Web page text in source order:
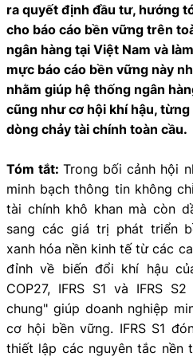
ra quyết định đầu tư, hướng
cho báo cáo bền vững trên
ngân hàng tại Việt Nam và
mực báo cáo bền vững này
nhằm giúp hệ thống ngân
cũng như cơ hội khí hậu,
dòng chảy tài chính toàn cầu.
Tóm tắt:Trong bối cảnh hội
minh bạch thông tin không
tài chính khô khan mà còn
sang các giá trị phát triển
xanh hóa nền kinh tế từ các
đỉnh về biến đổi khí hậu
COP27, IFRS S1 và IFRS
chung" giúp doanh nghiệp
cơ hội bền vững. IFRS S1
thiết lập các nguyên tắc nền